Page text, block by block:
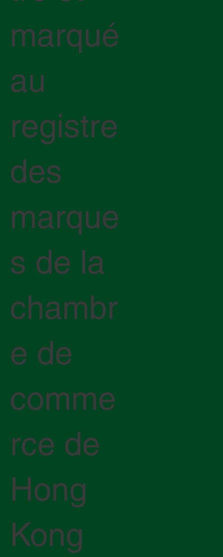
marqué
au
registre
des
marque
s de la
chambr
e de
comme
rce de
Hong
Kong